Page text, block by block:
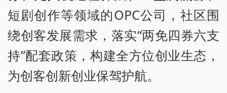
短剧创作等领域的OPC公司，社区围
绕创客发展需求，落实“两免四券六支
持”配套政策，构建全方位创业生态，
为创客创新创业保驾护航。